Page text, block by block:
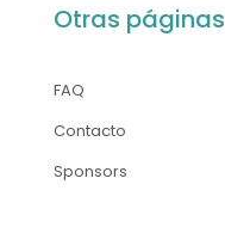
Otras páginas
FAQ
Contacto
Sponsors